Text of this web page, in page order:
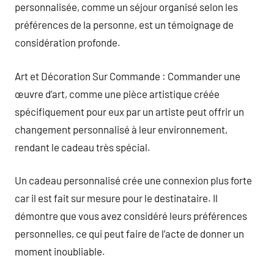
personnalisée, comme un séjour organisé selon les
préférences de la personne, est un témoignage de
considération profonde.
Art et Décoration Sur Commande : Commander une
œuvre d’art, comme une pièce artistique créée
spécifiquement pour eux par un artiste peut offrir un
changement personnalisé à leur environnement,
rendant le cadeau très spécial.
Un cadeau personnalisé crée une connexion plus forte
car il est fait sur mesure pour le destinataire. Il
démontre que vous avez considéré leurs préférences
personnelles, ce qui peut faire de l’acte de donner un
moment inoubliable.